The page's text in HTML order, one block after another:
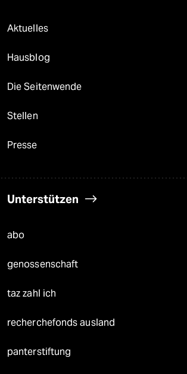
Aktuelles
Hausblog
Die Seitenwende
Stellen
Presse
Unterstützen
abo
genossenschaft
taz zahl ich
recherchefonds ausland
panterstiftung